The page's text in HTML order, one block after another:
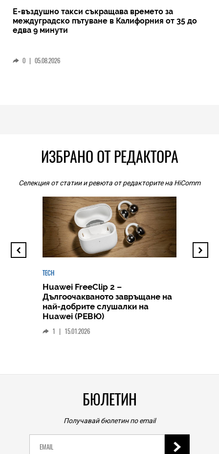
Е-въздушно такси съкращава времето за
междуградско пътуване в Калифорния от 35 до
едва 9 минути
0 | 05.08.2026
ИЗБРАНО ОТ РЕДАКТОРА
Селекция от статии и ревюта от редакторите на HiComm
TECH
Huawei FreeClip 2 –
Дългоочакваното завръщане на
най-добрите слушалки на
Huawei (РЕВЮ)
1 | 15.01.2026
БЮЛЕТИН
Получавай бюлетин по email